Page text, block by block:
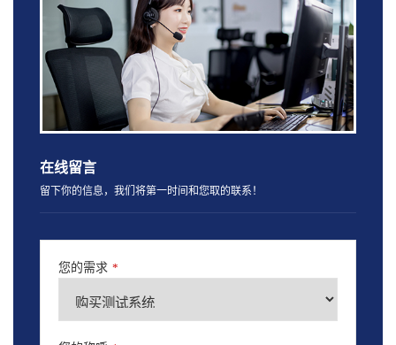
在线留言
留下你的信息，我们将第一时间和您取的联系！
您的需求 *